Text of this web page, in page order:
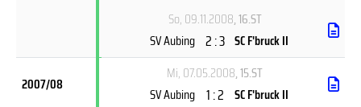
So, 09.11.2008, 16.ST
SV Aubing 2 : 3 SC F'bruck II
2007/08
Mi, 07.05.2008, 15.ST
SV Aubing 1 : 2 SC F'bruck II